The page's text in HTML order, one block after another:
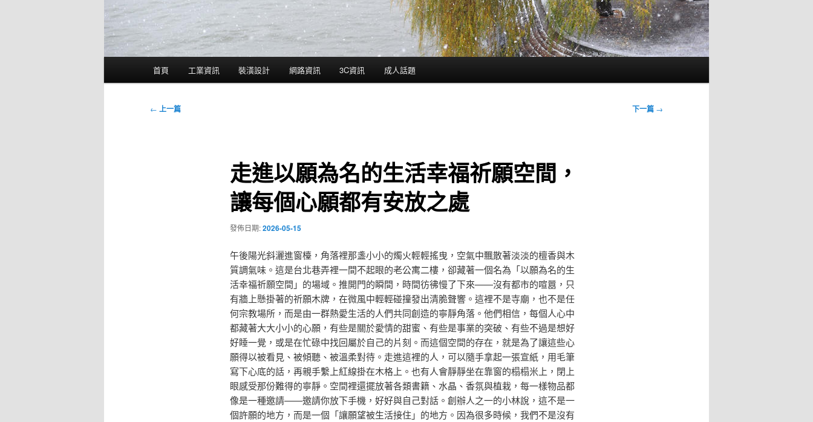
首頁 工業資訊 裝潢設計 網路資訊 3C資訊 成人話題
文
← 上一篇 下一篇 →
走進以願為名的生活幸福祈願空間，
讓每個心願都有安放之處
發佈日期:2026-05-15
午後陽光斜灑進窗檯，角落裡那盞小小的燭火輕輕搖曳，空氣中飄散著淡淡的檀香與木
質調氣味。這是台北巷弄裡一間不起眼的老公寓二樓，卻藏著一個名為「以願為名的生
活幸福祈願空間」的場域。推開門的瞬間，時間彷彿慢了下來——沒有都市的喧囂，只
有牆上懸掛著的祈願木牌，在微風中輕輕碰撞發出清脆聲響。這裡不是寺廟，也不是任
何宗教場所，而是由一群熱愛生活的人們共同創造的寧靜角落。他們相信，每個人心中
都藏著大大小小的心願，有些是關於愛情的甜蜜、有些是事業的突破、有些不過是想好
好睡一覺，或是在忙碌中找回屬於自己的片刻。而這個空間的存在，就是為了讓這些心
願得以被看見、被傾聽、被溫柔對待。走進這裡的人，可以隨手拿起一張宣紙，用毛筆
寫下心底的話，再親手繫上紅線掛在木格上。也有人會靜靜坐在靠窗的榻榻米上，閉上
眼感受那份難得的寧靜。空間裡還擺放著各類書籍、水晶、香氛與植栽，每一樣物品都
像是一種邀請——邀請你放下手機，好好與自己對話。創辦人之一的小林說，這不是一
個許願的地方，而是一個「讓願望被生活接住」的地方。因為很多時候，我們不是沒有